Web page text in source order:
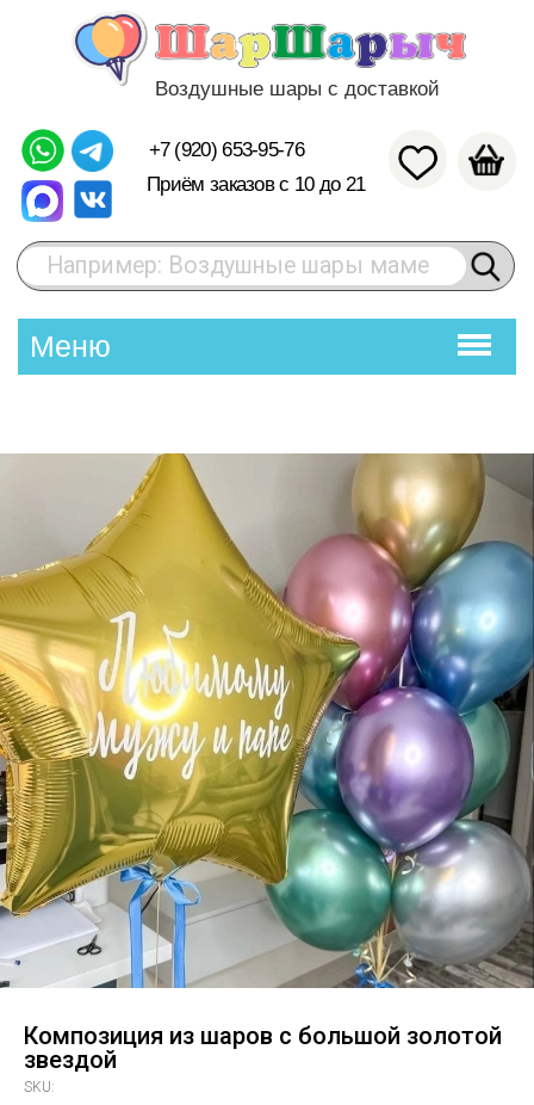
Воздушные шары с доставкой
Приём заказов с 10 до 21
Меню
Например: Воздушные шары маме
Композиция из шаров с большой золотой
звездой
SKU: